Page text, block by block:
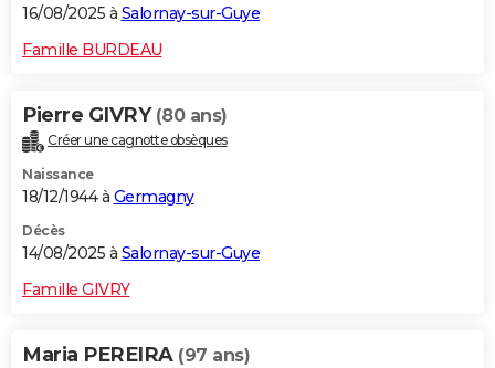
16/08/2025 à Salornay-sur-Guye
Famille BURDEAU
Pierre GIVRY (80 ans)
Créer une cagnotte obsèques
Naissance
18/12/1944 à Germagny
Décès
14/08/2025 à Salornay-sur-Guye
Famille GIVRY
Maria PEREIRA (97 ans)